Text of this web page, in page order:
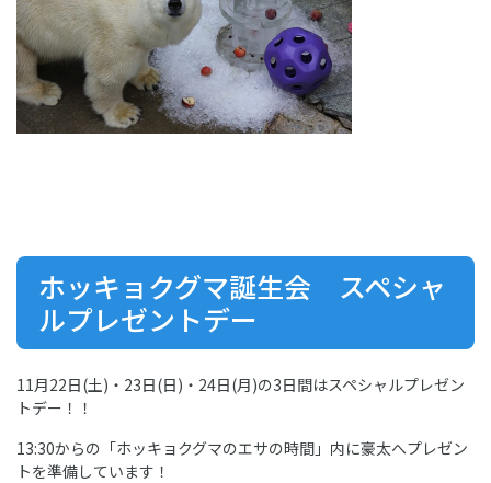
ホッキョクグマ誕生会 スペシャ
ルプレゼントデー
11月22日(土)・23日(日)・24日(月)の3日間はスペシャルプレゼン
トデー！！
13:30からの「ホッキョクグマのエサの時間」内に豪太へプレゼン
トを準備しています！